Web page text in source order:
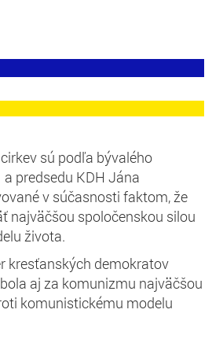
sú podľa bývalého
predsedu KDH Jána
v súčasnosti faktom, že
najväčšou spoločenskou silou
života.
kresťanských demokratov
aj za komunizmu najväčšou
komunistickému modelu